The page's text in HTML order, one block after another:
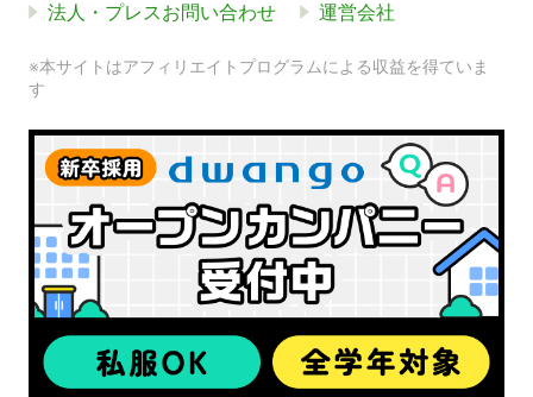
法人・プレスお問い合わせ 運営会社
※本サイトはアフィリエイトプログラムによる収益を得ていま
す